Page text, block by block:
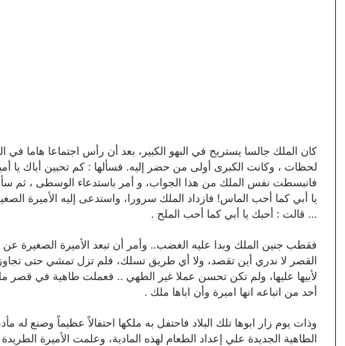
كان الملك جالسا يستريح في البهو الكبير، بعد أن رأس اجتماعا هاما في
لحظات ، وكانت الكبرى أولى من حضر إليه. فسألها : كم تحبين أباك يا
فانبسطت نفس الملك من هذا الجواب، و أمر باستدعاء الوسطى ، ثم
يا أبي كما أحب الماس! فازداد الملك سرورا، واستدعى إليه الأميرة
… قالت : أحبك يا أبي كما أحب الملح .
فقطب جنين الملك وبدا عليه الغضب.. وأمر أن تبعد الأميرة الصغيرة
القصر لا ندري أين تقصد، ولا أي طريق تسلك، فلم تزل تمشي حتى
لأبيها عليها، ولم تكن تحسن عملا غير الطهي .. فعملت طاهية في قصر
أحد من اتباعه انها اميرة وأن اباها ملك .
وذات يوم زار ابوها تلك البلاد فاحتفل به ملكها احتفالاً عظيماً وصنع
الطاهية الجديدة علي إعداد الطعام لهذه المادية، وعلمت الأميرة